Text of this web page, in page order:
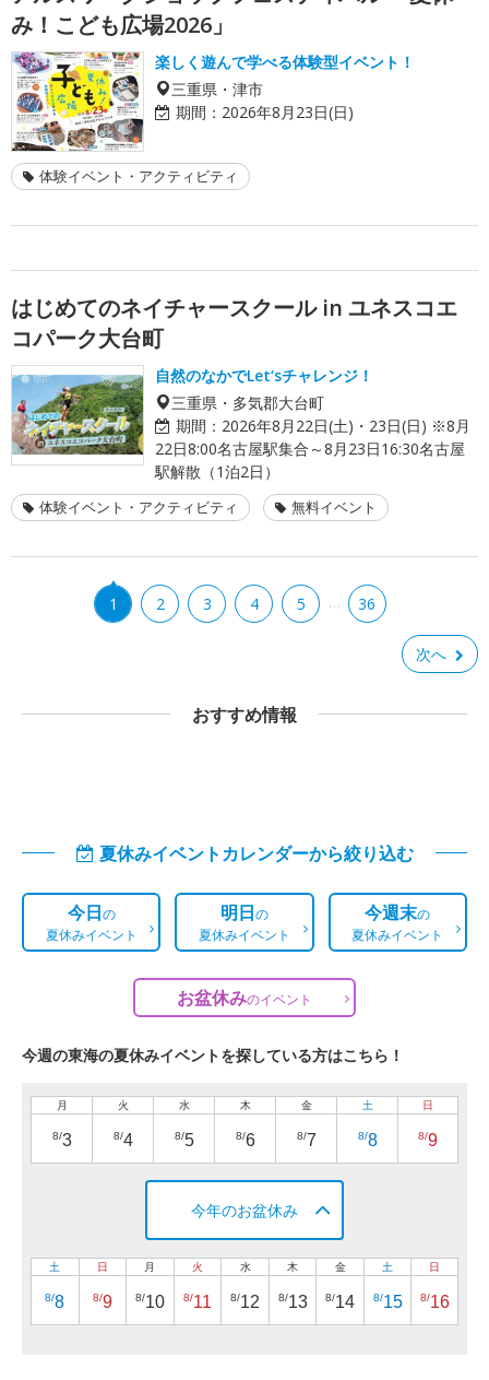
み！こども広場2026」
楽しく遊んで学べる体験型イベント！
三重県・津市
期間： 2026年8月23日(日)
体験イベント・アクティビティ
はじめてのネイチャースクール in ユネスコエ
コパーク大台町
自然のなかでLet‘sチャレンジ！
三重県・多気郡大台町
期間： 2026年8月22日(土)・23日(日) ※8月
22日8:00名古屋駅集合～8月23日16:30名古屋
駅解散（1泊2日）
体験イベント・アクティビティ 無料イベント
1 2 3 4 5 … 36
次へ
おすすめ情報
夏休みイベントカレンダーから絞り込む
今日の
夏休みイベント
明日の
夏休みイベント
今週末の
夏休みイベント
お盆休みのイベント
今週の東海の夏休みイベントを探している方はこちら！
月
8/3
火
8/4
水
8/5
木
8/6
金
8/7
土
8/8
日
8/9
今年のお盆休み
土
8/8
日
8/9
月
8/10
火
8/11
水
8/12
木
8/13
金
8/14
土
8/15
日
8/16